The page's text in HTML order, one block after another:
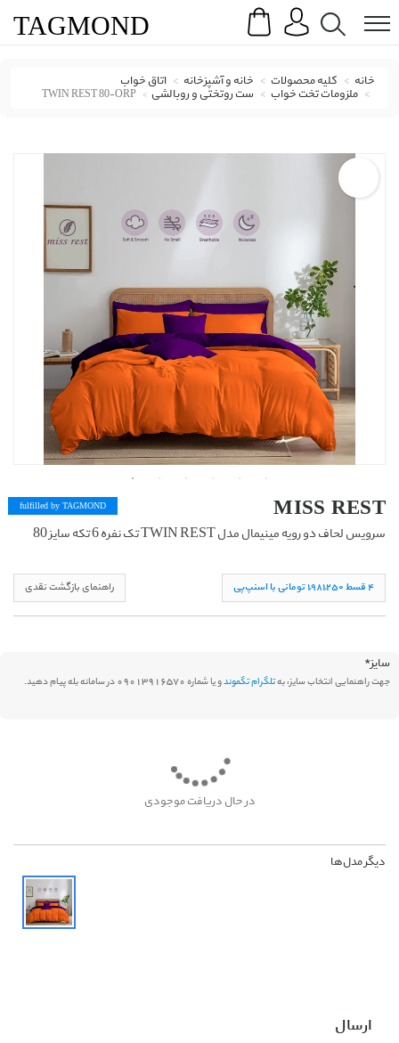
Search
TAGMOND
خانه کلیه محصولات خانه و آشپزخانه اتاق خواب
ملزومات تخت خواب ست روتختی و روبالشی TWIN REST 80-ORP
MISS REST
سرویس لحاف دو رویه مینیمال مدل TWIN REST تک نفره 6 تکه سایز 80
fulfilled by TAGMOND
راهنمای بازگشت نقدی ۴ قسط ١,۹۸١,۲۵۰ تومانی با اسنپ‌پی
سایز*
جهت راهنمایی انتخاب سایز، بهتلگرام تگموندو یا شماره 09013916570 در سامانه بله پیام دهید.
در حال دریافت موجودی
دیگر مدل‌ها
ارسال